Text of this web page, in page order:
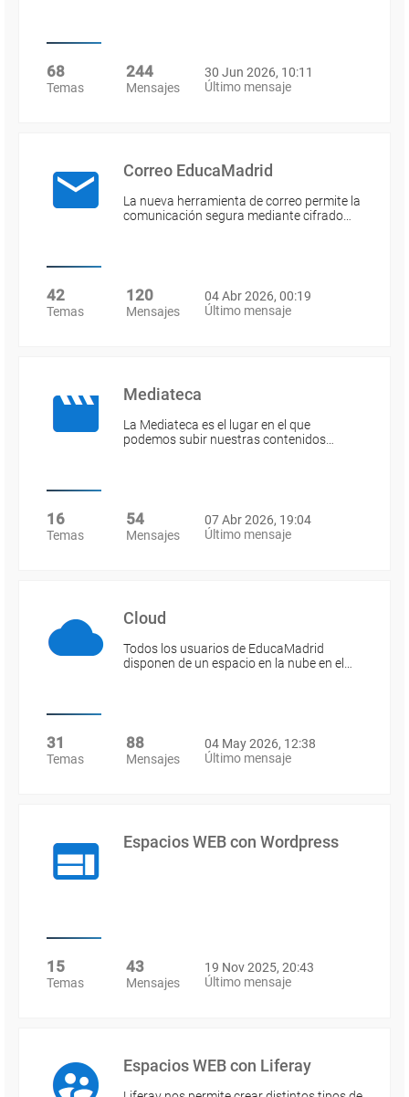
68
Temas
244
Mensajes
30 Jun 2026, 10:11
Último mensaje
Correo EducaMadrid
La nueva herramienta de correo permite la
comunicación segura mediante cifrado…
42
Temas
120
Mensajes
04 Abr 2026, 00:19
Último mensaje
Mediateca
La Mediateca es el lugar en el que
podemos subir nuestras contenidos…
16
Temas
54
Mensajes
07 Abr 2026, 19:04
Último mensaje
Cloud
Todos los usuarios de EducaMadrid
disponen de un espacio en la nube en el…
31
Temas
88
Mensajes
04 May 2026, 12:38
Último mensaje
Espacios WEB con Wordpress
15
Temas
43
Mensajes
19 Nov 2025, 20:43
Último mensaje
Espacios WEB con Liferay